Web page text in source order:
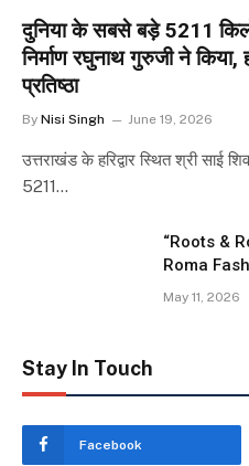
दुनिया के सबसे बड़े 5211
निर्माण रघुनाथ गुरुजी ने किया,
प्रतिष्ठा
By Nisi Singh June 19, 2026
उत्तराखंड के हरिद्वार स्थित श्री साई
5211…
“Roots &
Roma
May 11, 2026
Stay In Touch
Facebook